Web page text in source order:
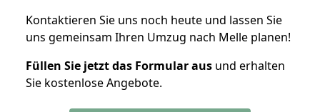
Kontaktieren Sie uns noch heute und lassen Sie
uns gemeinsam Ihren Umzug nach Melle planen!
Füllen Sie jetzt das Formular aus und erhalten
Sie kostenlose Angebote.